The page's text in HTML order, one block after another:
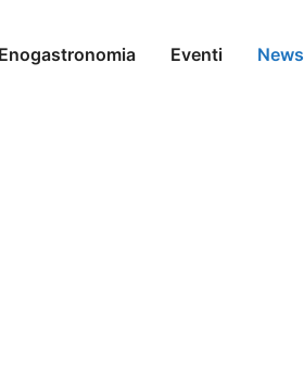
Enogastronomia Eventi News